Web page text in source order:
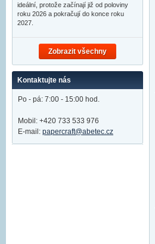
ideální, protože začínají již od poloviny
roku 2026 a pokračují do konce roku
2027.
Zobrazit všechny
Kontaktujte nás
Po - pá: 7:00 - 15:00 hod.
Mobil: +420 733 533 976
E-mail: papercraft@abetec.cz